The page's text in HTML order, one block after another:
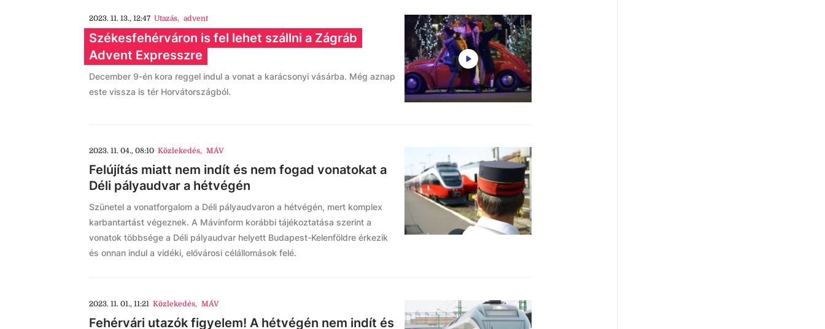
2023. 11. 13., 12:47 Utazás, advent
Székesfehérváron is fel lehet szállni a Zágráb
Advent Expresszre
December 9-én kora reggel indul a vonat a karácsonyi vásárba. Még aznap
este vissza is tér Horvátországból.
2023. 11. 04., 08:10 Közlekedés, MÁV
Felújítás miatt nem indít és nem fogad vonatokat a
Déli pályaudvar a hétvégén
Szünetel a vonatforgalom a Déli pályaudvaron a hétvégén, mert komplex
karbantartást végeznek. A Mávinform korábbi tájékoztatása szerint a
vonatok többsége a Déli pályaudvar helyett Budapest-Kelenföldre érkezik
és onnan indul a vidéki, elővárosi célállomások felé.
2023. 11. 01., 11:21 Közlekedés, MÁV
Fehérvári utazók figyelem! A hétvégén nem indít és